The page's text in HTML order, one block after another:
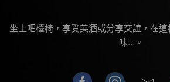
坐上吧檯椅，享受美酒或分享交誼，在
味…。